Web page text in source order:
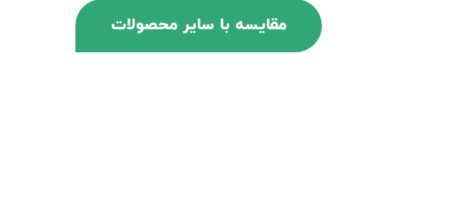
مقایسه با سایر محصولات